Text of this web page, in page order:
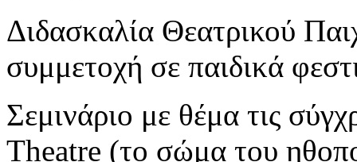
Διδασκαλία Θεατρικού
συμμετοχή σε παιδικά
Σεμινάριο με θέμα τις
Theatre (το σώμα του